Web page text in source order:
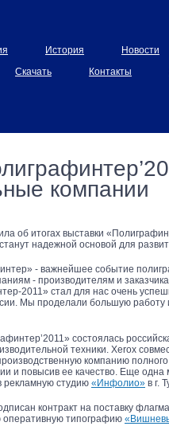
История Новости
Cкачать Контакты
компании
об итогах выставки
надежной основой для
- важнейшее событие
- производителям и
2011» стал для нас очень
Мы проделали большую
состоялась
техники. Xerox
компанию
и повысив ее качество. Еще
рекламную студию «Инфолио» в г.
контракт на поставку
оперативную типографию